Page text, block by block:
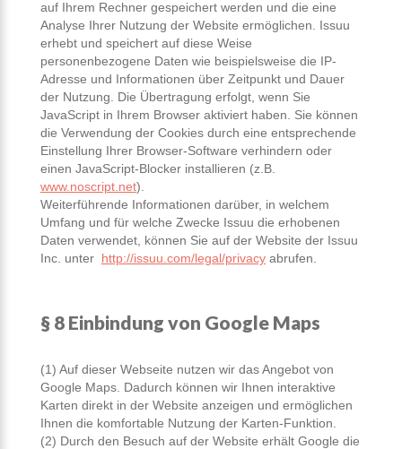
auf Ihrem Rechner gespeichert werden und die eine
Analyse Ihrer Nutzung der Website ermöglichen. Issuu
erhebt und speichert auf diese Weise
personenbezogene Daten wie beispielsweise die IP-
Adresse und Informationen über Zeitpunkt und Dauer
der Nutzung. Die Übertragung erfolgt, wenn Sie
JavaScript in Ihrem Browser aktiviert haben. Sie können
die Verwendung der Cookies durch eine entsprechende
Einstellung Ihrer Browser-Software verhindern oder
einen JavaScript-Blocker installieren (z.B.
www.noscript.net).
Weiterführende Informationen darüber, in welchem
Umfang und für welche Zwecke Issuu die erhobenen
Daten verwendet, können Sie auf der Website der Issuu
Inc. unter http://issuu.com/legal/privacyabrufen.
§ 8 Einbindung von Google Maps
(1) Auf dieser Webseite nutzen wir das Angebot von
Google Maps. Dadurch können wir Ihnen interaktive
Karten direkt in der Website anzeigen und ermöglichen
Ihnen die komfortable Nutzung der Karten-Funktion.
(2) Durch den Besuch auf der Website erhält Google die